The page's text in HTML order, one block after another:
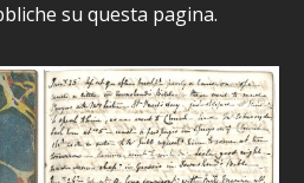
su questa pagina.